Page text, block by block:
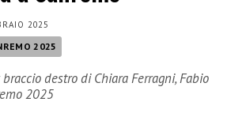
2025
2025
destro di Chiara Ferragni, Fabio
2025